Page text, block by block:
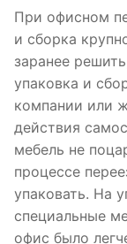
При офисном
и сборка
заранее
упаковка и
компании или
действия
мебель не
процессе
упаковать. На
специальные
офис было